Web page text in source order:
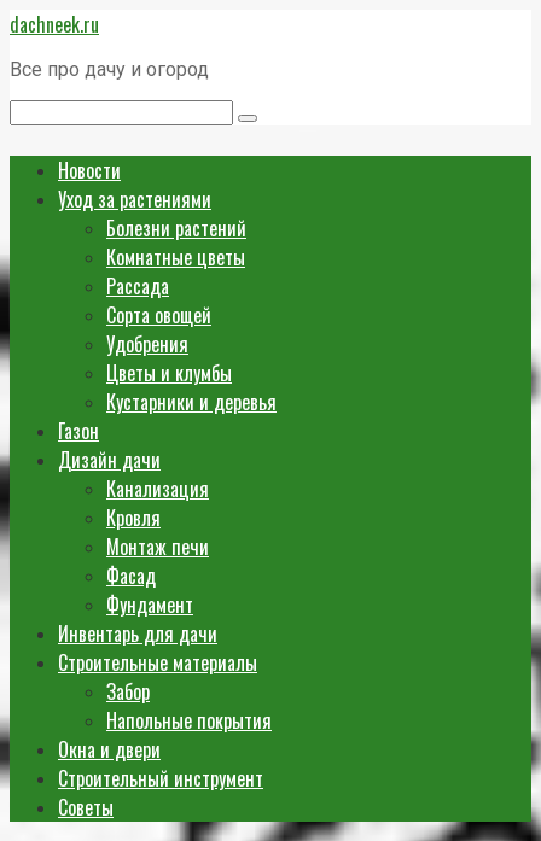
Перейти
к
контенту
dachneek.ru
Все про дачу и огород
Новости
Уход за растениями
Болезни растений
Комнатные цветы
Рассада
Сорта овощей
Удобрения
Цветы и клумбы
Кустарники и деревья
Газон
Дизайн дачи
Канализация
Кровля
Монтаж печи
Фасад
Фундамент
Инвентарь для дачи
Строительные материалы
Забор
Напольные покрытия
Окна и двери
Строительный инструмент
Советы